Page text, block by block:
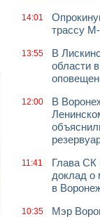
14:01
трассу
13:55
В
области
12:00
В
11:41
Глава СК
доклад о
в
10:35
Мэр